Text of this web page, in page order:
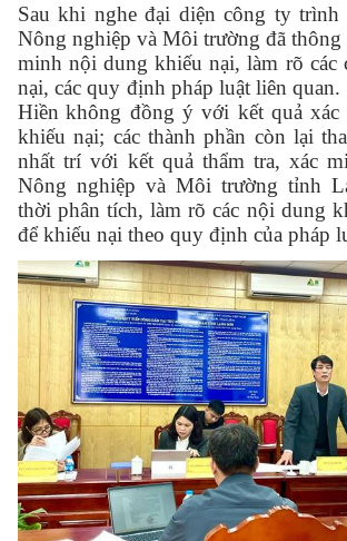
Sau khi nghe đại diện công ty
Nông nghiệp và Môi trường đã thông
minh nội dung khiếu nại, làm rõ các
nại, các quy định pháp luật liên quan.
Hiền không đồng ý với kết quả
khiếu nại; các thành phần còn lại
nhất trí với kết quả thẩm tra, xác
Nông nghiệp và Môi trường tỉnh
thời phân tích, làm rõ các nội dung
để khiếu nại theo quy định của pháp